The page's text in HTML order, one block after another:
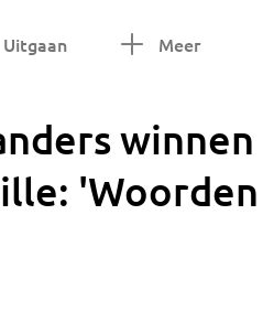
Uitgaan Meer
winnen
'Woorden